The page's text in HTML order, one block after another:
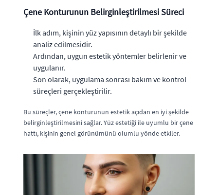
Çene Konturunun Belirginleştirilmesi Süreci
İlk adım, kişinin yüz yapısının detaylı bir şekilde
analiz edilmesidir.
Ardından, uygun estetik yöntemler belirlenir ve
uygulanır.
Son olarak, uygulama sonrası bakım ve kontrol
süreçleri gerçekleştirilir.
Bu süreçler, çene konturunun estetik açıdan en iyi şekilde
belirginleştirilmesini sağlar. Yüz estetiği ile uyumlu bir çene
hattı, kişinin genel görünümünü olumlu yönde etkiler.